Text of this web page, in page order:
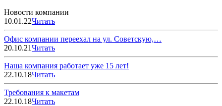
Новости компании
10.01.22Читать
Офис компании переехал на ул. Советскую,…
20.10.21Читать
Наша компания работает уже 15 лет!
22.10.18Читать
Требования к макетам
22.10.18Читать